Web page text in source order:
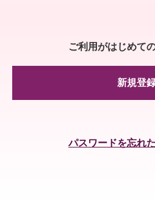
ご利用がはじめて
新規登
パスワードを忘れ